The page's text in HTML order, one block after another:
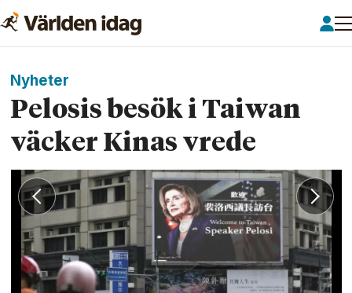
Nyheter
Pelosis besök i Taiwan
väcker Kinas vrede